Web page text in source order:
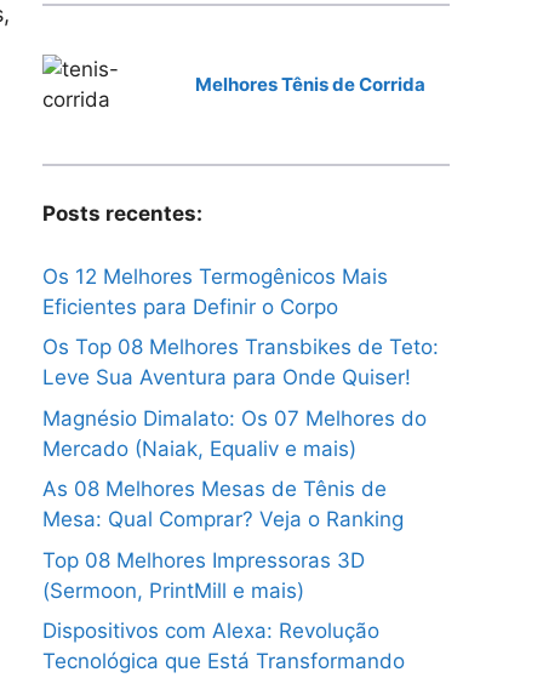
Melhores Tênis de Corrida
Posts recentes:
Os 12 Melhores Termogênicos Mais
Eficientes para Definir o Corpo
Os Top 08 Melhores Transbikes de Teto:
Leve Sua Aventura para Onde Quiser!
Magnésio Dimalato: Os 07 Melhores do
Mercado (Naiak, Equaliv e mais)
As 08 Melhores Mesas de Tênis de
Mesa: Qual Comprar? Veja o Ranking
Top 08 Melhores Impressoras 3D
(Sermoon, PrintMill e mais)
Dispositivos com Alexa: Revolução
Tecnológica que Está Transformando